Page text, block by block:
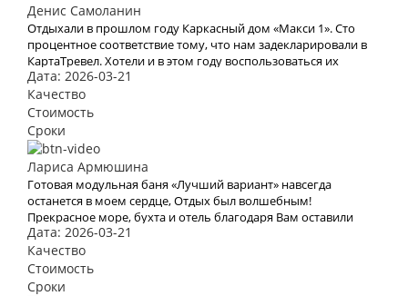
Денис Самоланин
Отдыхали в прошлом году Каркасный дом «Макси 1». Сто
процентное соответствие тому, что нам задекларировали в
КартаТревел. Хотели и в этом году воспользоваться их
услугами, но видимо эта пандемия все испортит.
Дата: 2026-03-21
Качество
Стоимость
Сроки
Лариса Армюшина
Готовая модульная баня «Лучший вариант» навсегда
останется в моем сердце, Отдых был волшебным!
Прекрасное море, бухта и отель благодаря Вам оставили
яркое впечатление и бурю эмоций. В это место хочется
возвращаться Снова и снова. Спасибо Вам за Вашу работу.
Мы с мужем рады, что обратились к Вам. Теперь с Вами
отдых для нас больше не проблема
Дата: 2026-03-21
Качество
Стоимость
Сроки